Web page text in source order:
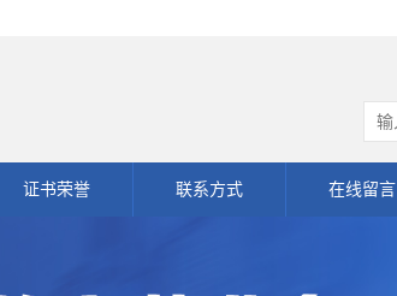
证书荣誉 联系方式 在线留言